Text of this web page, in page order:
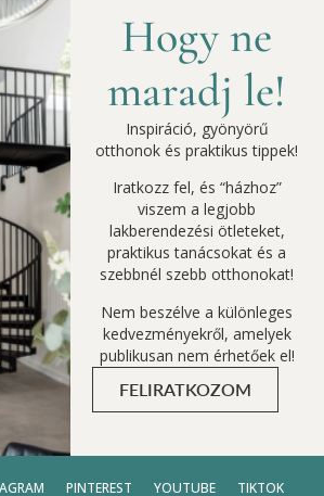
Hogy ne
maradj le!
Inspiráció, gyönyörű
otthonok és praktikus tippek!
Iratkozz fel, és “házhoz”
viszem a legjobb
lakberendezési ötleteket,
praktikus tanácsokat és a
szebbnél szebb otthonokat!
Nem beszélve a különleges
kedvezményekről, amelyek
publikusan nem érhetőek el!
FELIRATKOZOM
PINTEREST YOUTUBE TIKTOK